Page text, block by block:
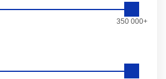
350 000+